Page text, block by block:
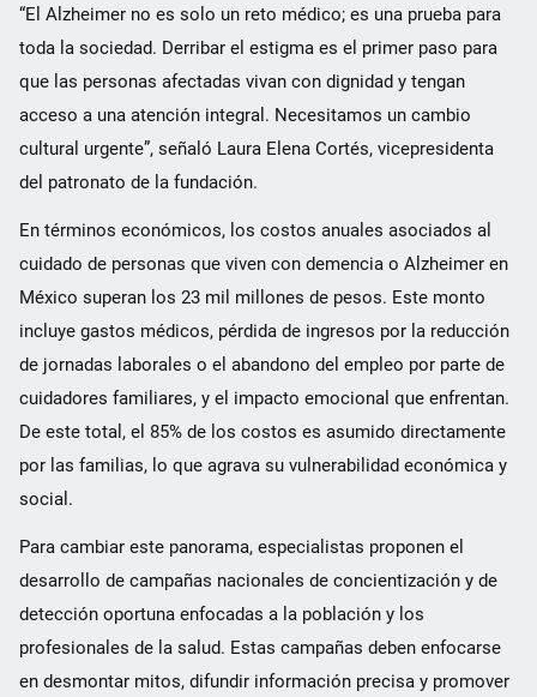
“El Alzheimer no es solo un reto médico; es una prueba para
toda la sociedad. Derribar el estigma es el primer paso para
que las personas afectadas vivan con dignidad y tengan
acceso a una atención integral. Necesitamos un cambio
cultural urgente”, señaló Laura Elena Cortés, vicepresidenta
del patronato de la fundación.
En términos económicos, los costos anuales asociados al
cuidado de personas que viven con demencia o Alzheimer en
México superan los 23 mil millones de pesos. Este monto
incluye gastos médicos, pérdida de ingresos por la reducción
de jornadas laborales o el abandono del empleo por parte de
cuidadores familiares, y el impacto emocional que enfrentan.
De este total, el 85% de los costos es asumido directamente
por las familias, lo que agrava su vulnerabilidad económica y
social.
Para cambiar este panorama, especialistas proponen el
desarrollo de campañas nacionales de concientización y de
detección oportuna enfocadas a la población y los
profesionales de la salud. Estas campañas deben enfocarse
en desmontar mitos, difundir información precisa y promover